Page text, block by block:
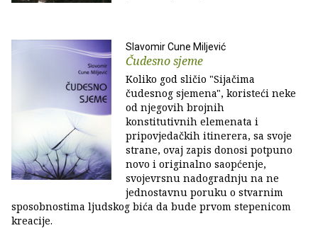
Slavomir Cune Miljević
Čudesno sjeme
Koliko god sličio "Sijačima
čudesnog sjemena", koristeći neke
od njegovih brojnih
konstitutivnih elemenata i
pripovjedačkih itinerera, sa svoje
strane, ovaj zapis donosi potpuno
novo i originalno saopćenje,
svojevrsnu nadogradnju na ne
jednostavnu poruku o stvarnim
sposobnostima ljudskog bića da bude prvom stepenicom
kreacije.